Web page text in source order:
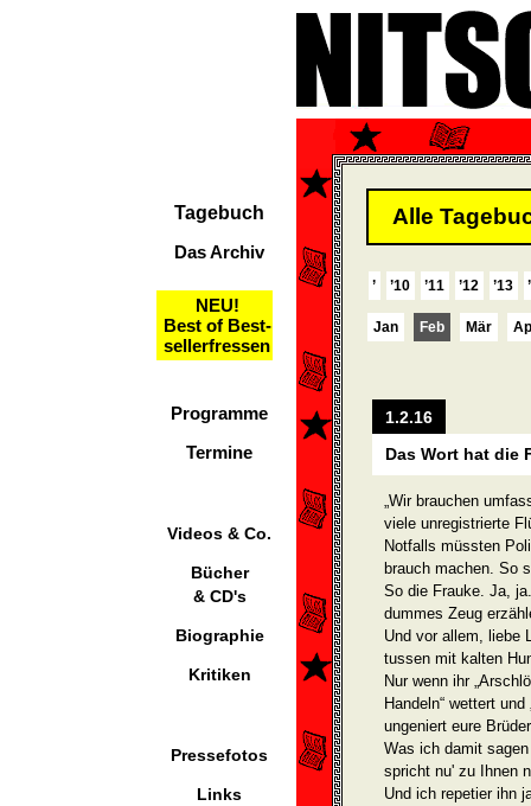
Tagebuch
Das Archiv
NEU!
Best of Best-
sellerfressen
Programme
Termine
Videos & Co.
Bücher
& CD's
Biographie
Kritiken
Pressefotos
Links
Alle
’ ’10 ’11 ’12 ’13
Jan Feb Mär
1.2.16
Das Wort hat die
„Wir brauchen
viele unregistrierte
Notfalls müssten
brauch machen. So
So die Frauke. Ja,
dummes Zeug
Und vor allem, liebe
tussen mit kalten
Nur wenn ihr
Handeln“ wettert
ungeniert eure
Was ich damit
spricht nu' zu Ihnen
Und ich repetier ihn